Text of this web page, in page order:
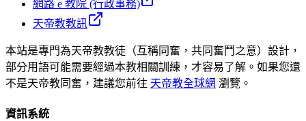
網路 e 教院 (行政事務)
天帝教教訊
本站是專門為天帝教教徒（互稱同奮，共同奮鬥之意）設計，
部分用語可能需要經過本教相關訓練，才容易了解。如果您還
不是天帝教同奮，建議您前往 天帝教全球網 瀏覽。
資訊系統